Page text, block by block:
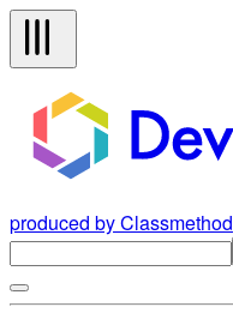
produced by Classmethod